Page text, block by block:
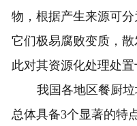
物，根据产生来源可分
它们极易腐败变质，
此对其资源化处理处置
我国各地区餐厨
总体具备3个显著的特